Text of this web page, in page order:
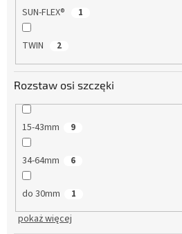
SUN-FLEX® 1
TWIN 2
Rozstaw osi szczęki
15-43mm 9
34-64mm 6
do 30mm 1
pokaż więcej